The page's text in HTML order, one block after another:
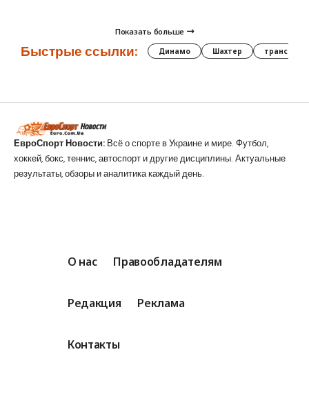
Показать больше
Быстрые ссылки: Динамо Шахтер трансферы
ЕвроСпорт Новости: Всё о спорте в Украине и мире. Футбол,
хоккей, бокс, теннис, автоспорт и другие дисциплины. Актуальные
результаты, обзоры и аналитика каждый день.
О нас Правообладателям
Редакция Реклама
Контакты